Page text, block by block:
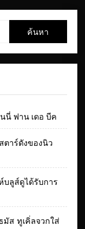
นี่ ฟาน เดอ บีค
ตาร์ดังของนิว
บลูส์ดูได้รับการ
มัส ทูเคิ่ลจวกใส่